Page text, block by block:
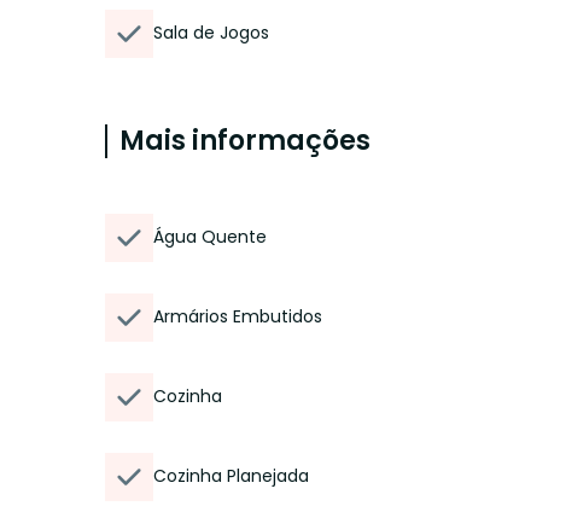
Sala de Jogos
Mais informações
Água Quente
Armários Embutidos
Cozinha
Cozinha Planejada